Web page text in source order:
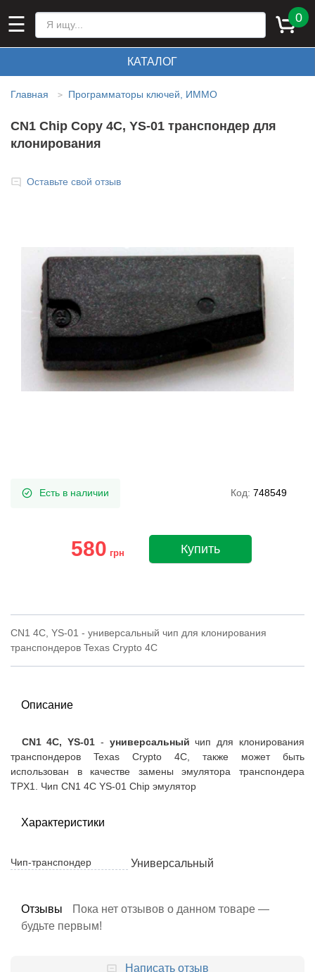
☰ 0
КАТАЛОГ
Главная > Программаторы ключей, ИММО
CN1 Chip Copy 4C, YS-01 транспондер для
клонирования
Оставьте свой отзыв
Есть в наличии Код: 748549
580 грн Купить
CN1 4C, YS-01 - универсальный чип для клонирования
транспондеров Texas Crypto 4C
Описание
CN1 4C, YS-01 - универсальный чип для клонирования
транспондеров Texas Crypto 4C, также может быть
использован в качестве замены эмулятора транспондера
TPX1. Чип CN1 4C YS-01 Chip эмулятор
Характеристики
Чип-транспондер Универсальный
Отзывы
Пока нет отзывов о данном товаре —
будьте первым!
Написать отзыв